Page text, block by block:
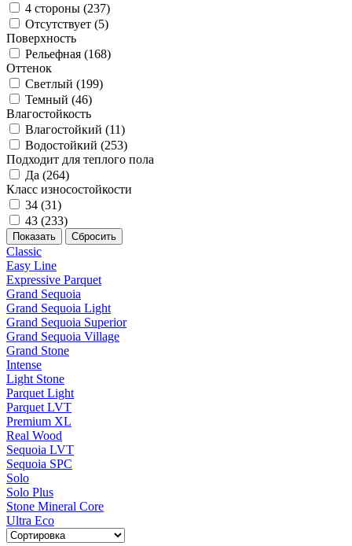
4 стороны (237)
Отсутствует (5)
Поверхность
Рельефная (168)
Оттенок
Светлый (199)
Темный (46)
Влагостойкость
Влагостойкий (11)
Водостойкий (253)
Подходит для теплого пола
Да (264)
Класс износостойкости
34 (31)
43 (233)
Classic
Easy Line
Expressive Parquet
Grand Sequoia
Grand Sequoia Light
Grand Sequoia Superior
Grand Sequoia Village
Grand Stone
Intense
Light Stone
Parquet Light
Parquet LVT
Premium XL
Real Wood
Sequoia LVT
Sequoia SPC
Solo
Solo Plus
Stone Mineral Core
Ultra Eco